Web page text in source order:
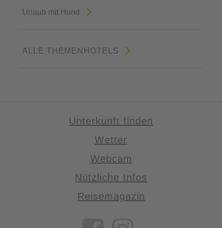
Urlaub mit Hund
ALLE THEMENHOTELS
Unterkunft finden
Wetter
Webcam
Nützliche Infos
Reisemagazin